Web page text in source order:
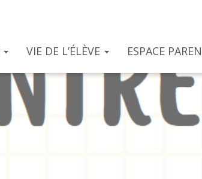
VIE DE L’ÉLÈVE ESPACE